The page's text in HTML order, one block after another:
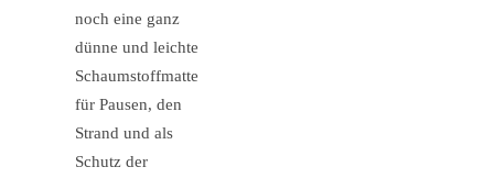
noch eine ganz
dünne und leichte
Schaumstoffmatte
für Pausen, den
Strand und als
Schutz der